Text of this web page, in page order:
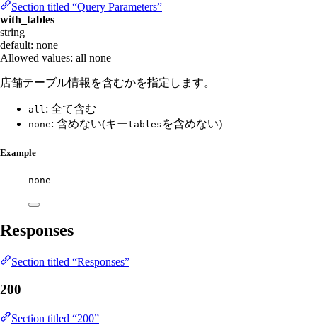
Section titled “Query Parameters”
with_tables
string
default: none
Allowed values: all none
店舗テーブル情報を含むかを指定します。
all: 全て含む
none: 含めない(キーtables を含めない)
Example
none
Responses
Section titled “Responses”
200
Section titled “200”